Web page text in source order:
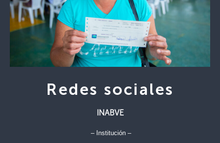
Redes sociales
INABVE
– Institución –